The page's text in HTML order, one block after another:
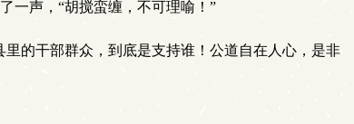
一声，“胡搅蛮缠，不可理喻！”
的干部群众，到底是支持谁！公道自在人心，是非